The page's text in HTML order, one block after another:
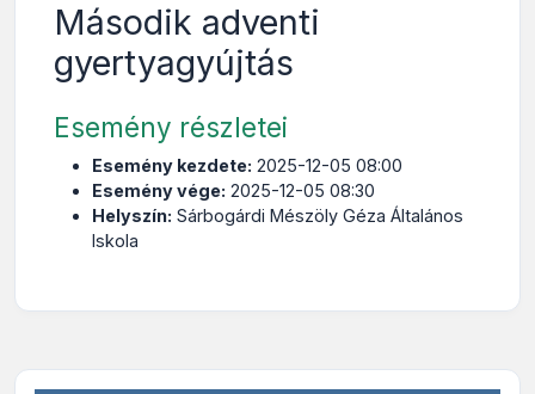
Második adventi
gyertyagyújtás
Esemény részletei
Esemény kezdete: 2025-12-05 08:00
Esemény vége: 2025-12-05 08:30
Helyszín: Sárbogárdi Mészöly Géza Általános
Iskola